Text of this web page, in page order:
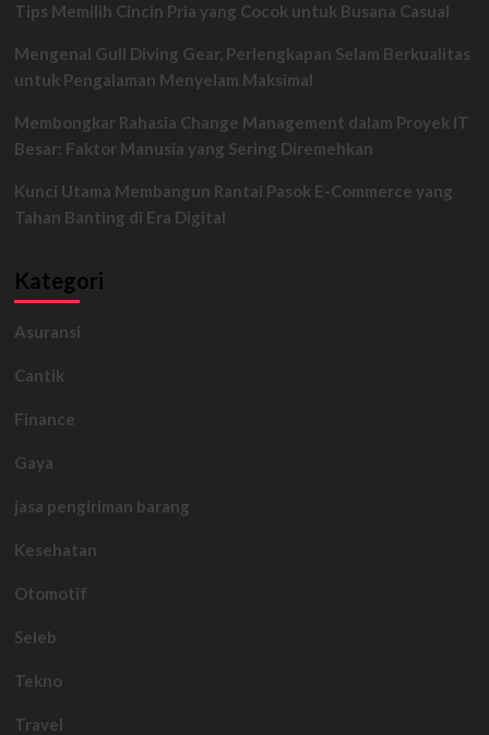
Jangan
Salah
Tips Memilih Cincin Pria yang Cocok untuk Busana Casual
Mengenal Gull Diving Gear, Perlengkapan Selam Berkualitas
untuk Pengalaman Menyelam Maksimal
Membongkar Rahasia Change Management dalam Proyek IT
Besar: Faktor Manusia yang Sering Diremehkan
Kunci Utama Membangun Rantai Pasok E-Commerce yang
Tahan Banting di Era Digital
Kategori
Asuransi
Cantik
Finance
Gaya
jasa pengiriman barang
Kesehatan
Otomotif
Seleb
Tekno
Travel